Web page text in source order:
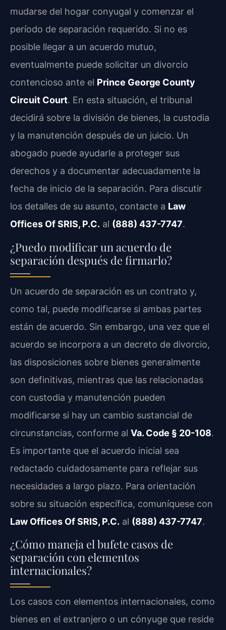
mudarse del hogar conyugal y comenzar el
período de separación requerido. Si no es
posible llegar a un acuerdo mutuo,
eventualmente puede solicitar un divorcio
contencioso ante el Prince George County
Circuit Court. En esta situación, el tribunal
decidirá sobre la división de bienes, la custodia
y la manutención después de un juicio. Un
abogado puede ayudarle a proteger sus
derechos y a documentar adecuadamente la
fecha de inicio de la separación. Para discutir
los detalles de su asunto, contacte a Law
Offices Of SRIS, P.C. al (888) 437-7747.
¿Puedo modificar un acuerdo de
separación después de firmarlo?
Un acuerdo de separación es un contrato y,
como tal, puede modificarse si ambas partes
están de acuerdo. Sin embargo, una vez que el
acuerdo se incorpora a un decreto de divorcio,
las disposiciones sobre bienes generalmente
son definitivas, mientras que las relacionadas
con custodia y manutención pueden
modificarse si hay un cambio sustancial de
circunstancias, conforme al Va. Code § 20-108.
Es importante que el acuerdo inicial sea
redactado cuidadosamente para reflejar sus
necesidades a largo plazo. Para orientación
sobre su situación específica, comuníquese con
Law Offices Of SRIS, P.C. al (888) 437-7747.
¿Cómo maneja el bufete casos de
separación con elementos
internacionales?
Los casos con elementos internacionales, como
bienes en el extranjero o un cónyuge que reside